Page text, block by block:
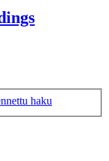
haku